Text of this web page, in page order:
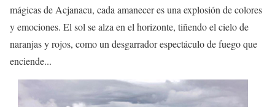
mágicas de Acjanacu, cada amanecer es una explosión de colores
y emociones. El sol se alza en el horizonte, tiñendo el cielo de
naranjas y rojos, como un desgarrador espectáculo de fuego que
enciende...